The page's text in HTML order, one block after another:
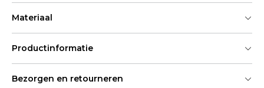
Materiaal
Productinformatie
Bezorgen en retourneren